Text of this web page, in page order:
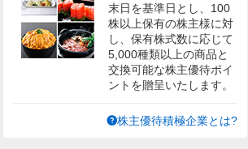
末日を基準日とし、100
株以上保有の株主様に対
し、保有株式数に応じて
5,000種類以上の商品と
交換可能な株主優待ポイ
ントを贈呈いたします。
株主優待積極企業とは?